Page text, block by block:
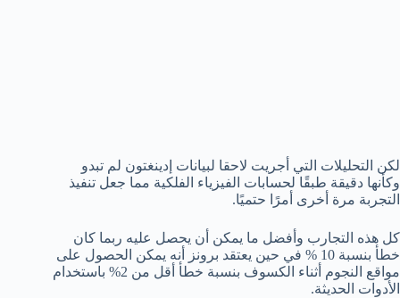
لكن التحليلات التي أجريت لاحقا لبيانات إدينغتون لم تبدو
وكأنها دقيقة طبقًا لحسابات الفيزياء الفلكية مما جعل تنفيذ
التجربة مرة أخرى أمرًا حتميًا.
كل هذه التجارب وأفضل ما يمكن أن يحصل عليه ربما كان
خطأ بنسبة 10 % في حين يعتقد برونز أنه يمكن الحصول على
مواقع النجوم أثناء الكسوف بنسبة خطأ أقل من 2% باستخدام
الأدوات الحديثة.